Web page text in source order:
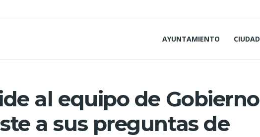
AYUNTAMIENTO CIUDAD
al equipo de Gobierno
a sus preguntas de